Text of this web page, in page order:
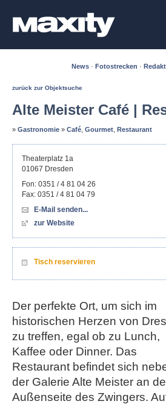
News · Fotostrecken ·
zurück zur Objektsuche
Alte Meister Café |
» Gastronomie » Café Gourmet Restaurant
Theaterplatz 1a
01067 Dresden
Fon: 0351 / 4 81 04 26
Fax: 0351 / 4 81 04 79
E-Mail senden...
zur Website
Tisch reservieren
Der perfekte Ort, um sich im
historischen Herzen von
zu treffen, egal ob zu Lunch,
Kaffee oder Dinner. Das
Restaurant befindet sich
der Galerie Alte Meister an
Außenseite des Zwingers.